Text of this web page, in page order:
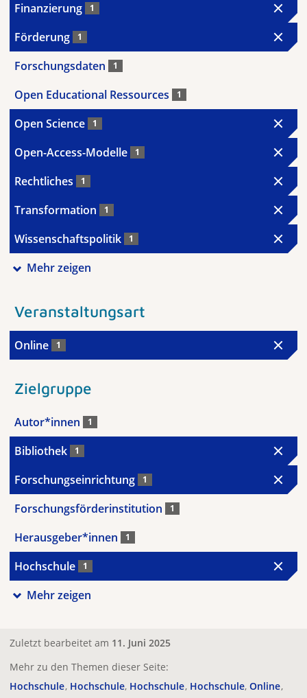
Finanzierung 1
Förderung 1
Forschungsdaten 1
Open Educational Ressources 1
Open Science 1
Open-Access-Modelle 1
Rechtliches 1
Transformation 1
Wissenschaftspolitik 1
Mehr zeigen
Veranstaltungsart
Online 1
Zielgruppe
Autor*innen 1
Bibliothek 1
Forschungseinrichtung 1
Forschungsförderinstitution 1
Herausgeber*innen 1
Hochschule 1
Mehr zeigen
Zuletzt bearbeitet am 11. Juni 2025
Mehr zu den Themen dieser Seite:
Hochschule Hochschule Hochschule Hochschule Online